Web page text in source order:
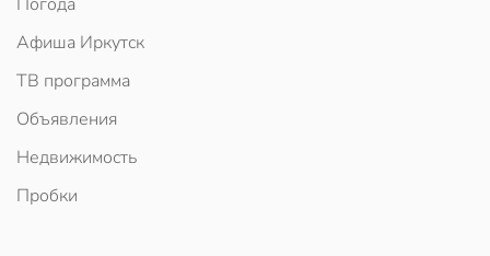
Афиша Иркутск
ТВ программа
Объявления
Недвижимость
Пробки